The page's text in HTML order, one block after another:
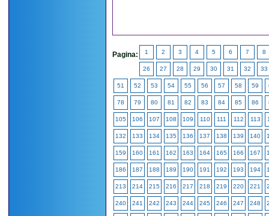
Pagina: 1 2 3 4 5 6 7 8
26 27 28 29 30 31 32 33
51 52 53 54 55 56 57 58 59
78 79 80 81 82 83 84 85 86
105 106 107 108 109 110 111 112 113
132 133 134 135 136 137 138 139 140
159 160 161 162 163 164 165 166 167
186 187 188 189 190 191 192 193 194
213 214 215 216 217 218 219 220 221
240 241 242 243 244 245 246 247 248